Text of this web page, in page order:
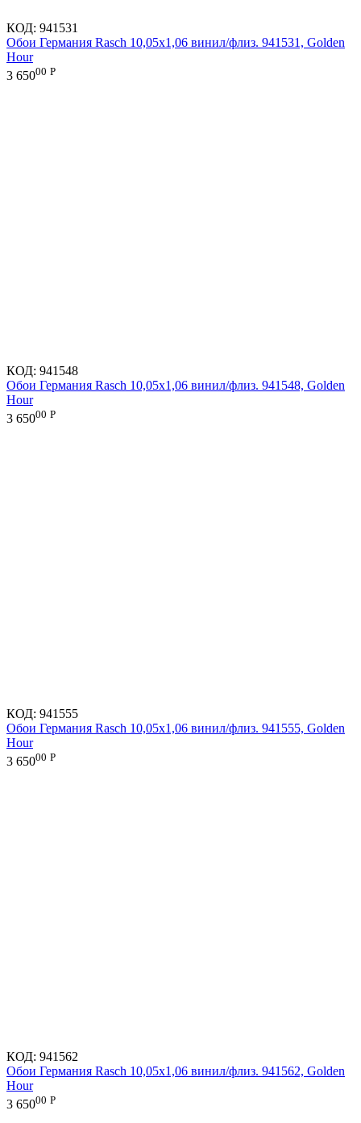
КОД: 941531
Обои Германия Rasch 10,05x1,06 винил/флиз. 941531, Golden
Hour
3 65000 Р
КОД: 941548
Обои Германия Rasch 10,05x1,06 винил/флиз. 941548, Golden
Hour
3 65000 Р
КОД: 941555
Обои Германия Rasch 10,05x1,06 винил/флиз. 941555, Golden
Hour
3 65000 Р
КОД: 941562
Обои Германия Rasch 10,05x1,06 винил/флиз. 941562, Golden
Hour
3 65000 Р